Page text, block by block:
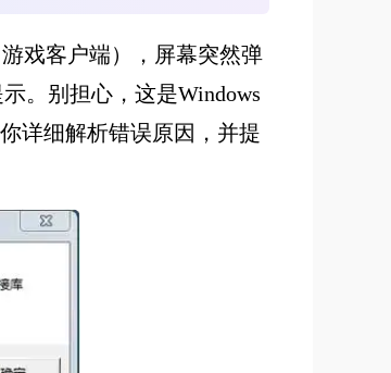
戏客户端），屏幕突然弹
。别担心，这是Windows
详细解析错误原因，并提